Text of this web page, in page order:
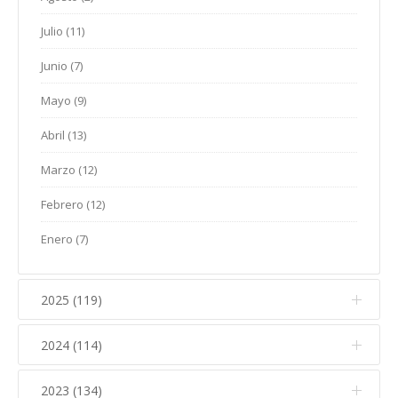
Julio (11)
Junio (7)
Mayo (9)
Abril (13)
Marzo (12)
Febrero (12)
Enero (7)
2025 (119)
Diciembre (12)
Noviembre (17)
2024 (114)
2023 (134)